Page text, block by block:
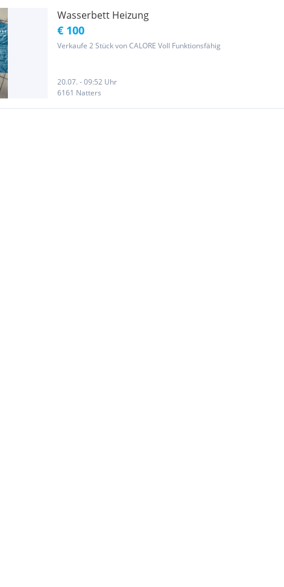
Wasserbett Heizung
€ 100
Verkaufe 2 Stück von CALORE Voll Funktionsfähig
20.07. - 09:52 Uhr
6161 Natters